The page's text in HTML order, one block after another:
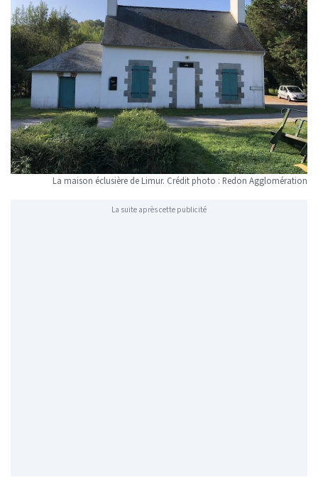
La maison éclusière de Limur. Crédit photo : Redon Agglomération
La suite après cette publicité